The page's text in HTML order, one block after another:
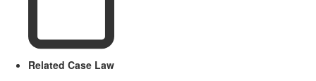
Related Case Law